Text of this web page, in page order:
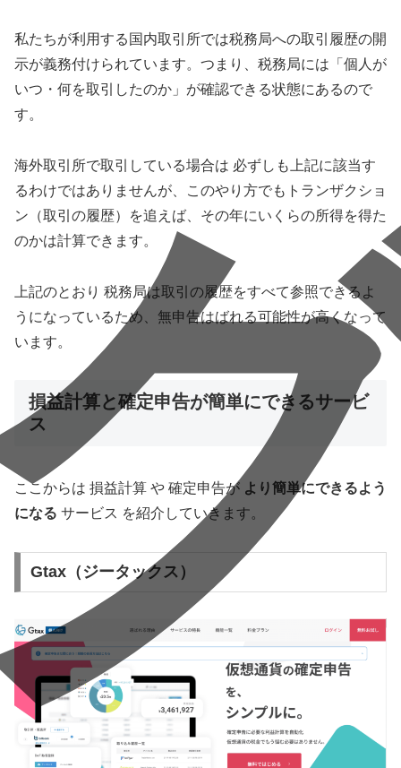
私たちが利用する国内取引所では税務局への取引履歴の開
示が義務付けられています。つまり、税務局には「個人が
いつ・何を取引したのか」が確認できる状態にあるので
す。
海外取引所で取引している場合は 必ずしも上記に該当す
るわけではありませんが、このやり方でもトランザクショ
ン（取引の履歴）を追えば、その年にいくらの所得を得た
のかは計算できます。
上記のとおり 税務局は取引の履歴をすべて参照できるよ
うになっているため、無申告はばれる可能性が高くなって
います。
損益計算と確定申告が簡単にできるサービ
ス
ここからは 損益計算 や 確定申告が より簡単にできるよう
になる サービス を紹介していきます。
Gtax（ジータックス）